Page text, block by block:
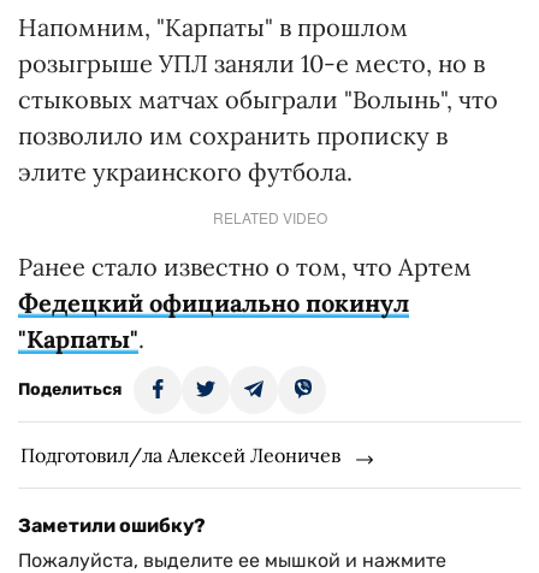
Напомним, "Карпаты" в прошлом
розыгрыше УПЛ заняли 10-е место, но в
стыковых матчах обыграли "Волынь", что
позволило им сохранить прописку в
элите украинского футбола.
RELATED VIDEO
Ранее стало известно о том, что Артем
Федецкий официально покинул
"Карпаты".
Поделиться
Подготовил/ла Алексей Леоничев
Заметили ошибку?
Пожалуйста, выделите ее мышкой и нажмите